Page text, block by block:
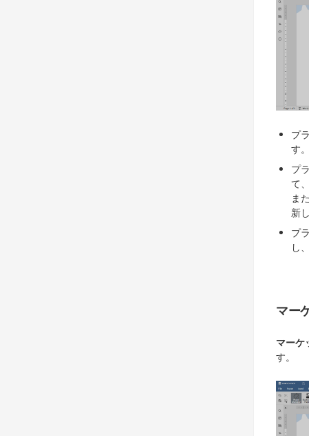
プ
す
プ
て
ま
新
プ
し
マー
マーケ
す。